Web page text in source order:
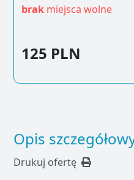
brak miejsca wolne
125 PLN
Opis
Drukuj ofertę